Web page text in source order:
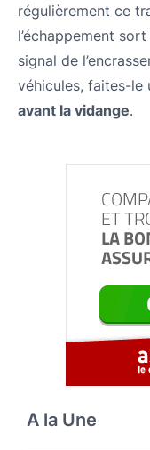
régulièrement ce
l’échappement
signal de
véhicules, faites-le
avant la vidange.
A la Une